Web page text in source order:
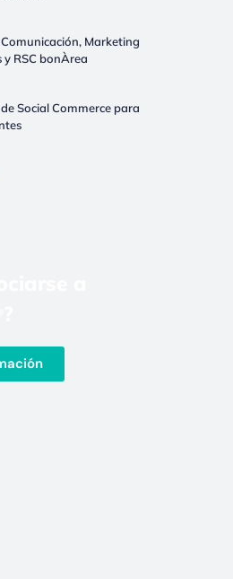
Marketing
RSC bonÀrea
Social Commerce para